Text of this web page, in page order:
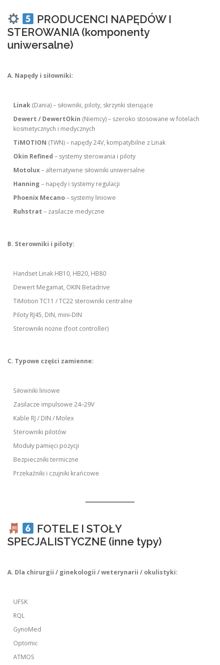
PRODUCENCI NAPĘDÓW I
STEROWANIA (komponenty
uniwersalne)
A. Napędy i siłowniki:
Linak (Dania) – siłowniki, piloty, skrzynki sterujące
Dewert / DewertOkin (Niemcy) – szeroko stosowane w fotelach
kosmetycznych i medycznych
TiMOTION (TWN) – napędy 24V, kompatybilne z Linak
Okin Refined – systemy sterowania i piloty
Motolux– alternatywne siłowniki uniwersalne
Hanning – napędy i systemy regulacji
Phoenix Mecano– systemy liniowe
Ruhstrat – zasilacze medyczne
B. Sterowniki i piloty:
Handset Linak HB10, HB20, HB80
Dewert Megamat, OKIN Betadrive
TiMotion TC11 / TC22 sterowniki centralne
Piloty RJ45, DIN, mini-DIN
Sterowniki nożne (foot controller)
C. Typowe części zamienne:
Siłowniki liniowe
Zasilacze impulsowe 24–29V
Kable RJ / DIN / Molex
Sterowniki pilotów
Moduły pamięci pozycji
Bezpieczniki termiczne
Przekaźniki i czujniki krańcowe
FOTELE I STOŁY
SPECJALISTYCZNE (inne typy)
A. Dla chirurgii / ginekologii / weterynarii / okulistyki:
UFSK
RQL
GynoMed
Optomic
ATMOS